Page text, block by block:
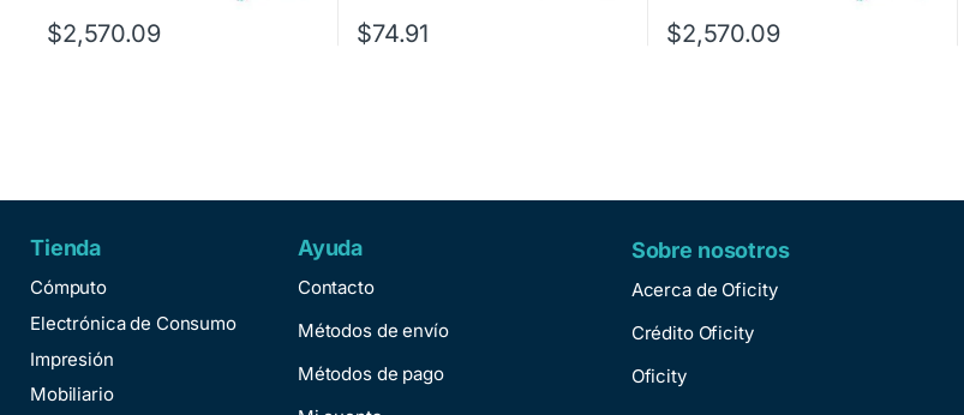
$2,570.09 $74.91 $2,570.09
Tienda
Cómputo
Electrónica de Consumo
Impresión
Mobiliario
Ayuda
Contacto
Métodos de envío
Métodos de pago
Sobre nosotros
Acerca de Oficity
Crédito Oficity
Oficity